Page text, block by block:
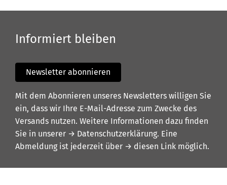
Informiert bleiben
Newsletter abonnieren
Mit dem Abonnieren unseres Newsletters willigen Sie
ein, dass wir Ihre E-Mail-Adresse zum Zwecke des
Versands nutzen. Weitere Informationen dazu finden
Sie in unserer → Datenschutzerklärung. Eine
Abmeldung ist jederzeit über → diesen Link möglich.